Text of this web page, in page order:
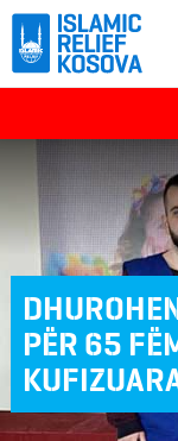
PËR 65